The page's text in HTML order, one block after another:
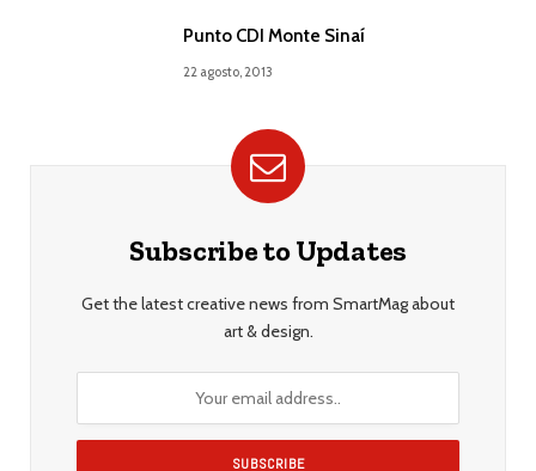
Punto CDI Monte Sinaí
22 agosto, 2013
Subscribe to Updates
Get the latest creative news from SmartMag about
art & design.